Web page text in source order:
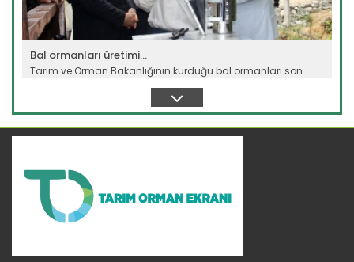
Bal ormanları üretimi...
Tarım ve Orman Bakanlığının kurduğu bal ormanları son